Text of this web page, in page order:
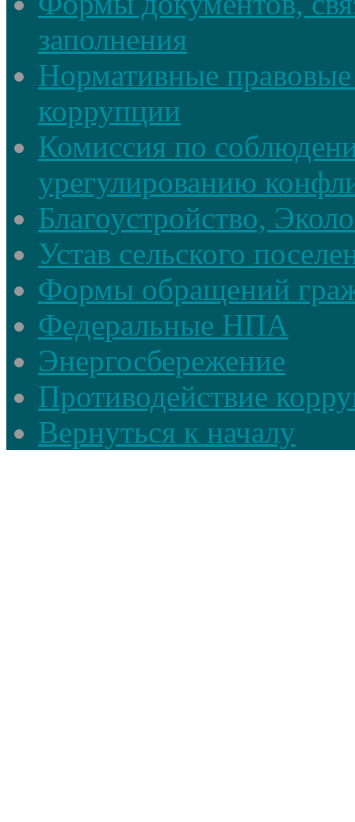
заполнения
Нормативные
коррупции
Комиссия по
урегулированию
Благоустройство,
Устав сельского
Формы обращений
Федеральные НПА
Энергосбережение
Противодействие
Вернуться к началу